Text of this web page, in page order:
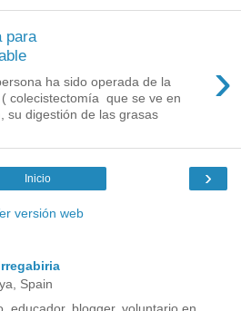
para
›
ha sido operada de la
colecistectomía que se ve en
su digestión de las grasas
›
Inicio
versión web
Spain